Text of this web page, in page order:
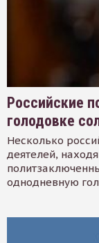
Российские
голодовке
Несколько
деятелей,
однодневную